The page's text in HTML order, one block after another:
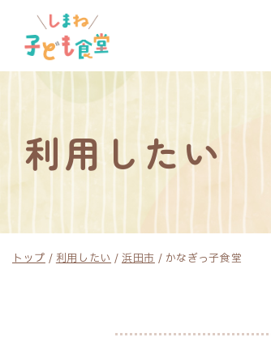
このページの本文へ
利用したい
現
トップ/利用したい / 浜田市/ かなぎっ子食堂